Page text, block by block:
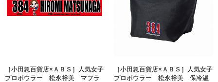
［小田急百貨店×ＡＢＳ］人気女子
プロボウラー 松永裕美 マフラ
［小田急百貨店×ＡＢＳ］人気女子
プロボウラー 松永裕美 保冷温